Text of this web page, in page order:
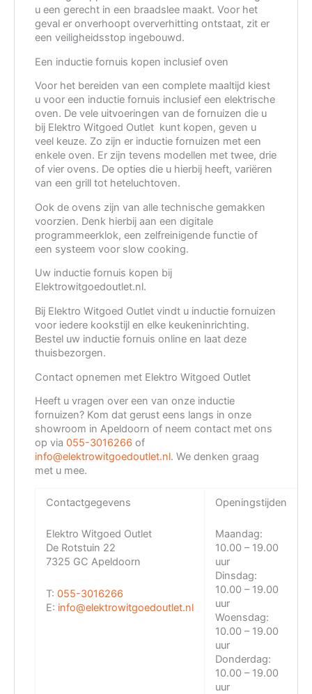
u een gerecht in een braadslee maakt. Voor het
geval er onverhoopt oververhitting ontstaat, zit er
een veiligheidsstop ingebouwd.
Een inductie fornuis kopen inclusief oven
Voor het bereiden van een complete maaltijd kiest
u voor een inductie fornuis inclusief een elektrische
oven. De vele uitvoeringen van de fornuizen die u
bij Elektro Witgoed Outlet kunt kopen, geven u
veel keuze. Zo zijn er inductie fornuizen met een
enkele oven. Er zijn tevens modellen met twee, drie
of vier ovens. De opties die u hierbij heeft, variëren
van een grill tot heteluchtoven.
Ook de ovens zijn van alle technische gemakken
voorzien. Denk hierbij aan een digitale
programmeerklok, een zelfreinigende functie of
een systeem voor slow cooking.
Uw inductie fornuis kopen bij
Elektrowitgoedoutlet.nl.
Bij Elektro Witgoed Outlet vindt u inductie fornuizen
voor iedere kookstijl en elke keukeninrichting.
Bestel uw inductie fornuis online en laat deze
thuisbezorgen.
Contact opnemen met Elektro Witgoed Outlet
Heeft u vragen over een van onze inductie
fornuizen? Kom dat gerust eens langs in onze
showroom in Apeldoorn of neem contact met ons
op via055-3016266 of
info@elektrowitgoedoutlet.nl. We denken graag
met u mee.
Contactgegevens
Elektro Witgoed Outlet
De Rotstuin 22
7325 GC Apeldoorn
T: 055-3016266
E: info@elektrowitgoedoutlet.nl
Openingstijden
Maandag:
10.00 – 19.00
uur
Dinsdag:
10.00 – 19.00
uur
Woensdag:
10.00 – 19.00
uur
Donderdag:
10.00 – 19.00
uur